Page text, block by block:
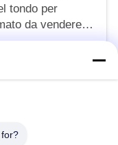
tondo per
da vendere